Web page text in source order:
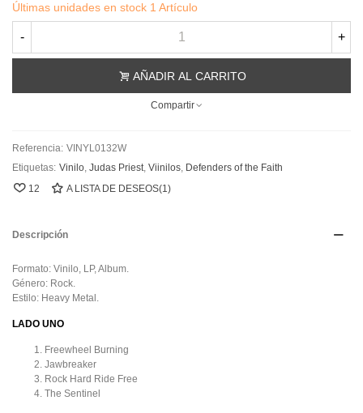
Últimas unidades en stock 1 Artículo
- +
AÑADIR AL CARRITO
Compartir
Referencia: VINYL0132W
Etiquetas: Vinilo, Judas Priest, Viinilos, Defenders of the Faith
12
A LISTA DE DESEOS(1)
Descripción
Formato: Vinilo, LP, Album.
Género: Rock.
Estilo: Heavy Metal.
LADO UNO
Freewheel Burning
Jawbreaker
Rock Hard Ride Free
The Sentinel